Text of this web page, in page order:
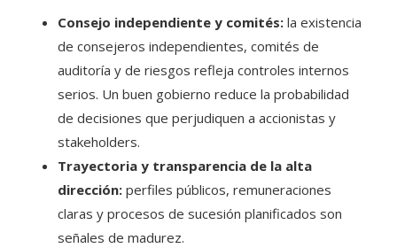
Consejo independiente y comités: la existencia
de consejeros independientes, comités de
auditoría y de riesgos refleja controles internos
serios. Un buen gobierno reduce la probabilidad
de decisiones que perjudiquen a accionistas y
stakeholders.
Trayectoria y transparencia de la alta
dirección: perfiles públicos, remuneraciones
claras y procesos de sucesión planificados son
señales de madurez.